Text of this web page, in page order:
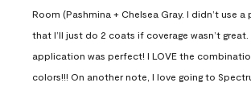
Room (Pashmina + Chelsea Gray. I didn’t use a
that I’ll just do 2 coats if coverage wasn’t
application was perfect! I LOVE the
colors!!! On another note, I love going to